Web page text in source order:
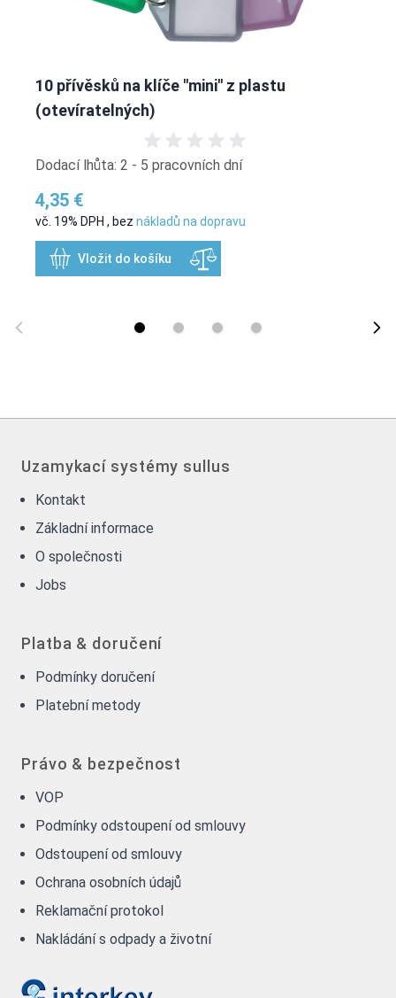
10 přívěsků na klíče "mini" z plastu
(otevíratelných)
Dodací lhůta: 2 - 5 pracovních dní
4,35 €
vč. 19% DPH , bez nákladů na dopravu
Vložit do košíku
Uzamykací systémy sullus
Kontakt
Základní informace
O společnosti
Jobs
Platba & doručení
Podmínky doručení
Platební metody
Právo & bezpečnost
VOP
Podmínky odstoupení od smlouvy
Odstoupení od smlouvy
Ochrana osobních údajů
Reklamační protokol
Nakládání s odpady a životní